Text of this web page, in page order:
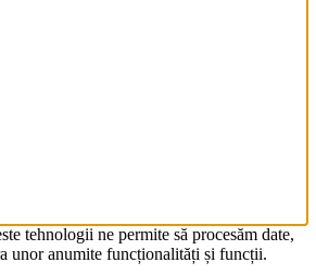
tehnologii ne permite să procesăm date,
unor anumite funcționalități și funcții.